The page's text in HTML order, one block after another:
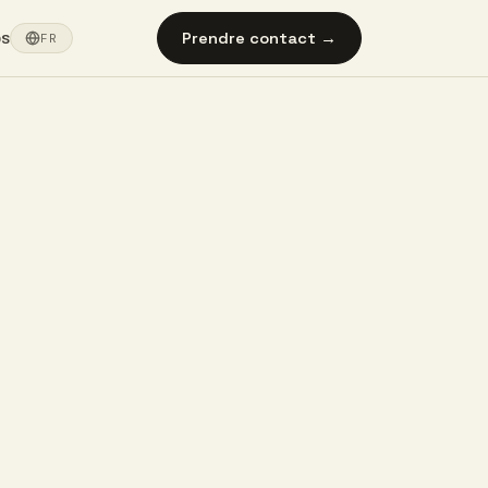
FR Prendre contact →